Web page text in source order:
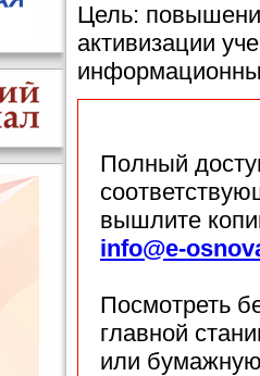
Цель:
активизации
Полный
вышлите
info@e-
Посмотреть
главной
или